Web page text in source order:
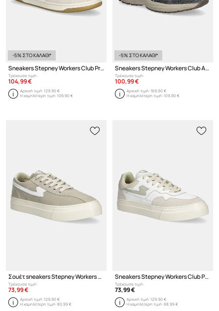
-5% ΣΤΟ ΚΑΛΑΘΙ*
Sneakers Stepney Workers Club Pro Cup 01 S-Strike Leather
Τρέχουσα τιμή:
104,99 €
Αρχική τιμή:129,90 €
Η χαμηλότερη τιμή:109,90 €
-5% ΣΤΟ ΚΑΛΑΘΙ*
Sneakers Stepney Workers Club Amiel S-Strike Geo-Merged
Τρέχουσα τιμή:
100,99 €
Αρχική τιμή:169,90 €
Η χαμηλότερη τιμή:109,90 €
Σουέτ sneakers Stepney Workers Club Dellow S-Strike Cup Suede
Τρέχουσα τιμή:
73,99 €
Αρχική τιμή:129,90 €
Η χαμηλότερη τιμή:80,99 €
Sneakers Stepney Workers Club Pearl S-Strike Leather
Τρέχουσα τιμή:
73,99 €
Αρχική τιμή:129,90 €
Η χαμηλότερη τιμή:68,99 €